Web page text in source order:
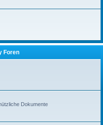
Foren
Dokumente